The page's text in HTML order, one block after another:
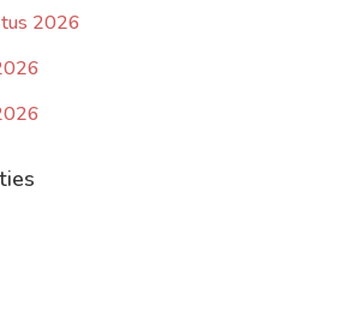
2026